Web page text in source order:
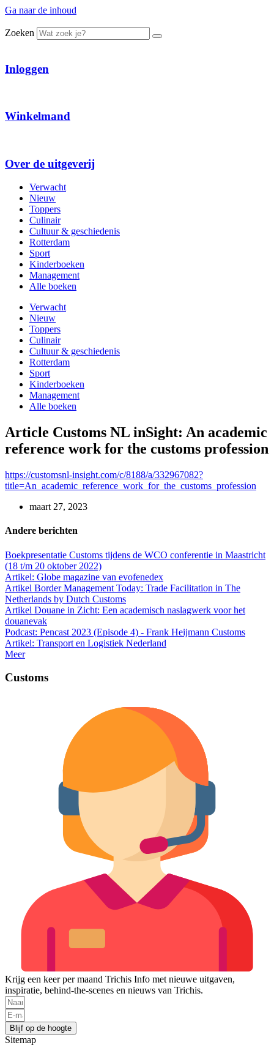
Ga naar de inhoud
Zoeken
Inloggen
Winkelmand
Over de uitgeverij
Verwacht
Nieuw
Toppers
Culinair
Cultuur & geschiedenis
Rotterdam
Sport
Kinderboeken
Management
Alle boeken
Verwacht
Nieuw
Toppers
Culinair
Cultuur & geschiedenis
Rotterdam
Sport
Kinderboeken
Management
Alle boeken
Article Customs NL inSight: An academic
reference work for the customs profession
https://customsnl-insight.com/c/8188/a/332967082?
title=An_academic_reference_work_for_the_customs_profession
maart 27, 2023
Andere berichten
Boekpresentatie Customs tijdens de WCO conferentie in Maastricht
(18 t/m 20 oktober 2022)
Artikel: Globe magazine van evofenedex
Artikel Border Management Today: Trade Facilitation in The
Netherlands by Dutch Customs
Artikel Douane in Zicht: Een academisch naslagwerk voor het
douanevak
Podcast: Pencast 2023 (Episode 4) - Frank Heijmann Customs
Artikel: Transport en Logistiek Nederland
Meer
Customs
Krijg een keer per maand Trichis Info met nieuwe uitgaven,
inspiratie, behind-the-scenes en nieuws van Trichis.
Blijf op de hoogte
Sitemap